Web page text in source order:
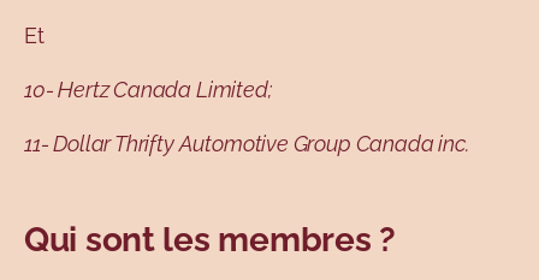
Et
10- Hertz Canada Limited;
11- Dollar Thrifty Automotive Group Canada inc.
Qui sont les membres ?